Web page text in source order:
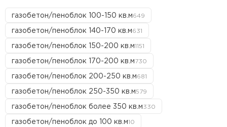
газобетон/пеноблок 100-150 кв.м649
газобетон/пеноблок 140-170 кв.м631
газобетон/пеноблок 150-200 кв.м1151
газобетон/пеноблок 170-200 кв.м730
газобетон/пеноблок 200-250 кв.м681
газобетон/пеноблок 250-350 кв.м579
газобетон/пеноблок более 350 кв.м330
газобетон/пеноблок до 100 кв.м10